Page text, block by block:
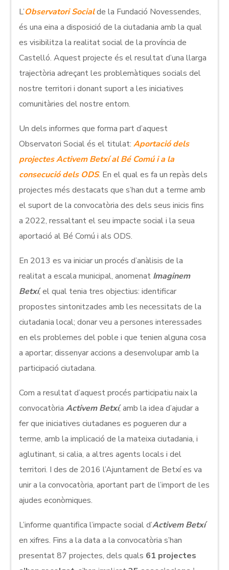
L’Observatori Socialde la Fundació Novessendes,
és una eina a disposició de la ciutadania amb la qual
es visibilitza la realitat social de la província de
Castelló. Aquest projecte és el resultat d’una llarga
trajectòria adreçant les problemàtiques socials del
nostre territori i donant suport a les iniciatives
comunitàries del nostre entorn.
Un dels informes que forma part d’aquest
Observatori Social és el titulat:Aportació dels
projectes Activem Betxí al Bé Comú i a la
consecució dels ODS. En el qual es fa un repàs dels
projectes més destacats que s’han dut a terme amb
el suport de la convocatòria des dels seus inicis fins
a 2022, ressaltant el seu impacte social i la seua
aportació al Bé Comú i als ODS.
En 2013 es va iniciar un procés d’anàlisis de la
realitat a escala municipal, anomenat Imaginem
Betxí, el qual tenia tres objectius: identificar
propostes sintonitzades amb les necessitats de la
ciutadania local; donar veu a persones interessades
en els problemes del poble i que tenien alguna cosa
a aportar; dissenyar accions a desenvolupar amb la
participació ciutadana.
Com a resultat d’aquest procés participatiu naix la
convocatòriaActivem Betxí, amb la idea d’ajudar a
fer que iniciatives ciutadanes es pogueren dur a
terme, amb la implicació de la mateixa ciutadania, i
aglutinant, si calia, a altres agents locals i del
territori. I des de 2016 l’Ajuntament de Betxí es va
unir a la convocatòria, aportant part de l’import de les
ajudes econòmiques.
L’informe quantifica l’impacte social d’Activem Betxí
en xifres. Fins a la data a la convocatòria s’han
presentat 87 projectes, dels quals 61 projectes